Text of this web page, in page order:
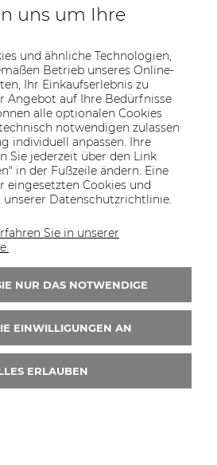
42,43 €
und Versandkosten
DER ARTIKEL MELDEN
uns um Ihre
und ähnliche Technologien,
Betrieb unseres Online-
Ihr Einkaufserlebnis zu
Angebot auf Ihre Bedürfnisse
alle optionalen Cookies
notwendigen zulassen
individuell anpassen. Ihre
Sie jederzeit über den Link
in der Fußzeile ändern. Eine
eingesetzten Cookies und
unserer Datenschutzrichtlinie.
Sie in unserer
NUR DAS NOTWENDIGE
EINWILLIGUNGEN AN
ERLAUBEN